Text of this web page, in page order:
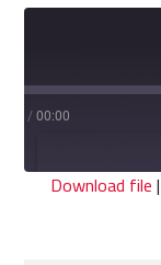
00:00
/
Download file|